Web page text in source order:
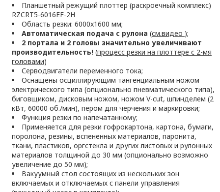
Планшетный режущий плоттер (раскроечный комплекс)
RZCRT5-6016EF-2H
Область резки: 6000x1600 мм;
Автоматическая подача с рулона (см.видео );
2 портала и 2 головы значительно увеличивают
производительность! (процесс резки на плоттере с 2-мя
головами)
Серводвигатели переменного тока;
Оснащены осциллирующим тангенциальным ножом
электрического типа (опционально пневматического типа),
биговщиком, дисковым ножом, ножом V-cut, шпинделем (2
кВт, 60000 об./мин), пером для черчения и маркировки;
Функция резки по напечатанному;
Применяется для резки гофрокартона, картона, бумаги,
поролона, резины, вспененных материалов, паронита,
ткани, пластиков, оргстекла и других листовых и рулонных
материалов толщиной до 30 мм (опционально возможно
увеличение до 50 мм);
Вакуумный стол состоящих из нескольких зон
включаемых и отключаемых с панели управления